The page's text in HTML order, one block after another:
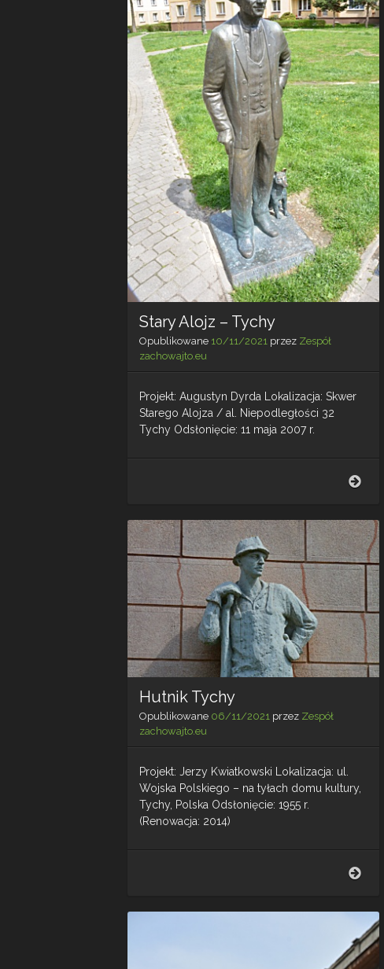
Stary Alojz – Tychy
Opublikowane 10/11/2021 przez Zespół
zachowajto.eu
Projekt: Augustyn Dyrda Lokalizacja: Skwer
Starego Alojza / al. Niepodległości 32
Tychy Odsłonięcie: 11 maja 2007 r.
Hutnik Tychy
Opublikowane 06/11/2021 przez Zespół
zachowajto.eu
Projekt: Jerzy Kwiatkowski Lokalizacja: ul.
Wojska Polskiego – na tyłach domu kultury,
Tychy, Polska Odsłonięcie: 1955 r.
(Renowacja: 2014)